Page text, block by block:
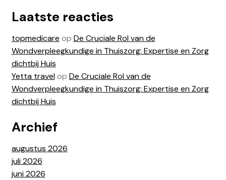
Laatste reacties
topmedicare op De Cruciale Rol van de
Wondverpleegkundige in Thuiszorg: Expertise en Zorg
dichtbij Huis
Yetta travelop De Cruciale Rol van de
Wondverpleegkundige in Thuiszorg: Expertise en Zorg
dichtbij Huis
Archief
augustus 2026
juli 2026
juni 2026